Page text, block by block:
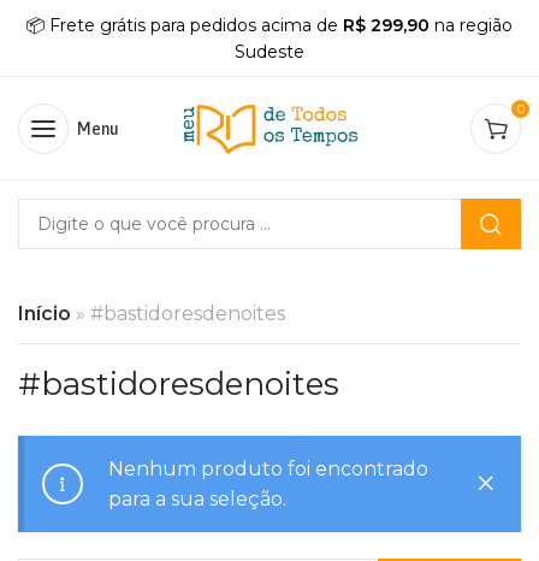
📦 Frete grátis para pedidos acima de R$ 299,90 na região
Sudeste
Menu
0
Início » #bastidoresdenoites
#bastidoresdenoites
Nenhum produto foi encontrado
para a sua seleção.